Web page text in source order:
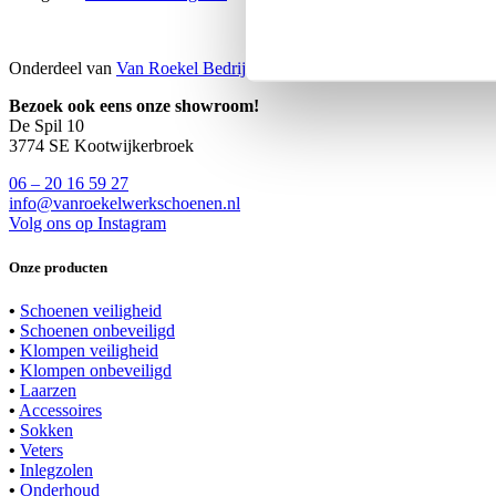
Onderdeel van Van Roekel Bedrijfskleding
Bezoek ook eens onze showroom!
De Spil 10
3774 SE Kootwijkerbroek
06 – 20 16 59 27
info@vanroekelwerkschoenen.nl
Volg ons op Instagram
Onze producten
• Schoenen veiligheid
• Schoenen onbeveiligd
• Klompen veiligheid
• Klompen onbeveiligd
• Laarzen
• Accessoires
• Sokken
• Veters
• Inlegzolen
• Onderhoud